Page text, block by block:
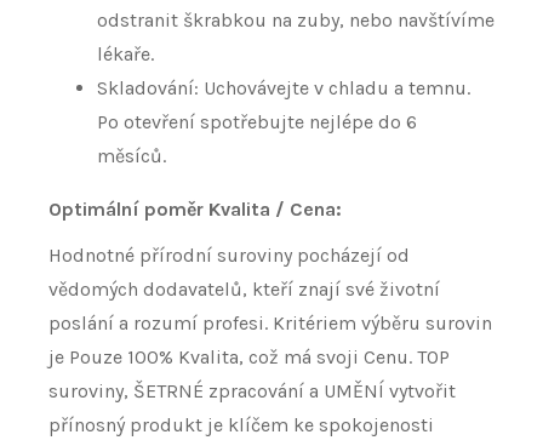
odstranit škrabkou na zuby, nebo navštívíme
lékaře.
Skladování: Uchovávejte v chladu a temnu.
Po otevření spotřebujte nejlépe do 6
měsíců.
Optimální poměr Kvalita / Cena:
Hodnotné přírodní suroviny pocházejí od
vědomých dodavatelů, kteří znají své životní
poslání a rozumí profesi. Kritériem výběru surovin
je Pouze 100% Kvalita, což má svoji Cenu. TOP
suroviny, ŠETRNÉ zpracování a UMĚNÍ vytvořit
přínosný produkt je klíčem ke spokojenosti